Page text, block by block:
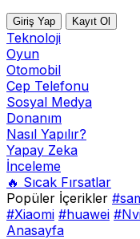
Giriş Yap Kayıt Ol
Teknoloji
Oyun
Otomobil
Cep Telefonu
Sosyal Medya
Donanım
Nasıl Yapılır?
Yapay Zeka
İnceleme
🔥 Sıcak Fırsatlar
Popüler İçerikler
#Xiaomi #huawei
Anasayfa